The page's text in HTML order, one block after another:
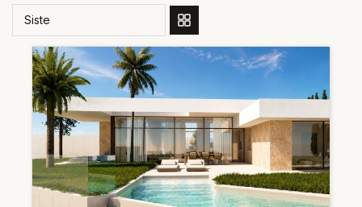
BESTILL ETTER